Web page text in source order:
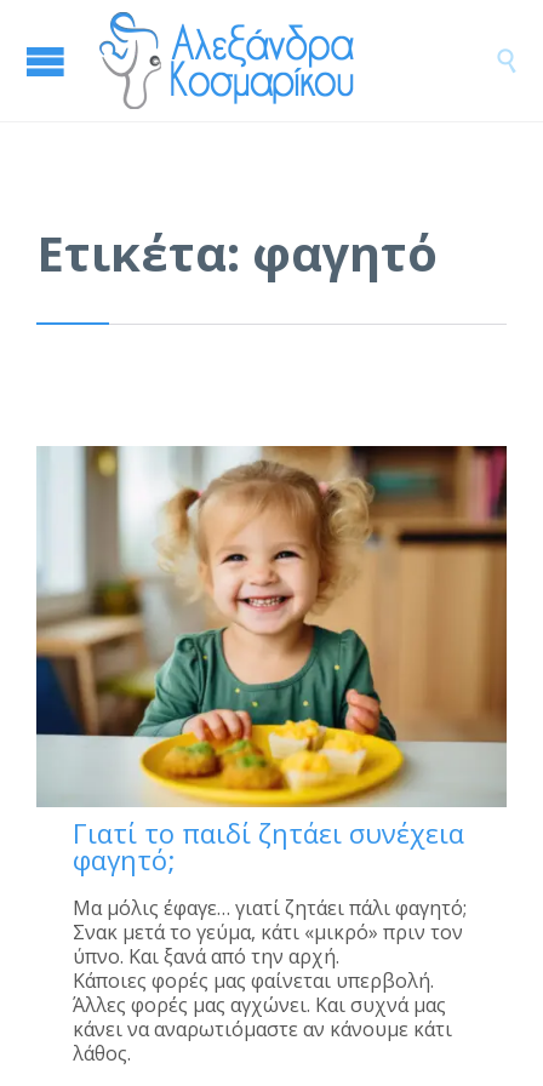

Ετικέτα: φαγητό
Γιατί το παιδί ζητάει συνέχεια
φαγητό;
Μα μόλις έφαγε… γιατί ζητάει πάλι φαγητό;
Σνακ μετά το γεύμα, κάτι «μικρό» πριν τον
ύπνο. Και ξανά από την αρχή.
Κάποιες φορές μας φαίνεται υπερβολή.
Άλλες φορές μας αγχώνει. Και συχνά μας
κάνει να αναρωτιόμαστε αν κάνουμε κάτι
λάθος.